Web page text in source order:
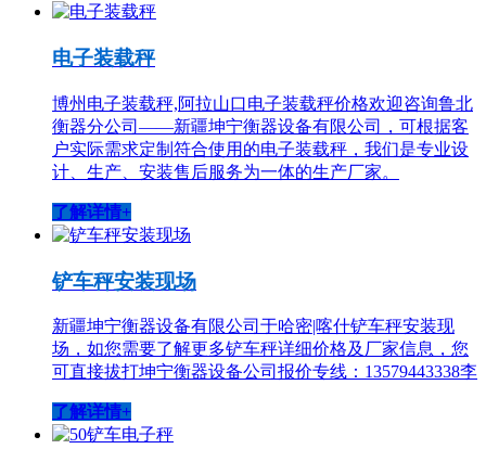
电子装载秤
博州电子装载秤,阿拉山口电子装载秤价格欢迎咨询鲁北
衡器分公司——新疆坤宁衡器设备有限公司，可根据客
户实际需求定制符合使用的电子装载秤，我们是专业设
计、生产、安装售后服务为一体的生产厂家。
了解详情+
铲车秤安装现场
新疆坤宁衡器设备有限公司于哈密|喀什铲车秤安装现
场，如您需要了解更多铲车秤详细价格及厂家信息，您
可直接拔打坤宁衡器设备公司报价专线：13579443338李
了解详情+